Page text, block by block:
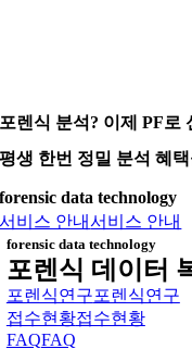
포렌식 분석? 이제 PF로
평생 한번 정밀 분석 혜
forensic data technology
서비스 안내서비스 안내
forensic data technology
포렌식 데이터
포렌식연구포렌식연구
접수현황접수현황
FAQFAQ